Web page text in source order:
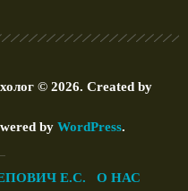
© 2026. Created by
by WordPress.
Е.С. О НАС